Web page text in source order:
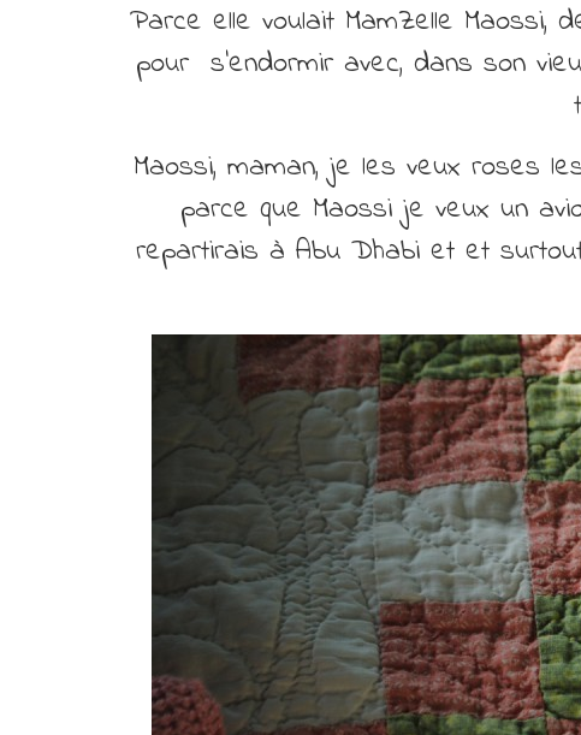
Parce elle voulait MamZelle Maossi,
pour s’endormir avec, dans son
Maossi, maman, je les veux roses
parce que Maossi je veux un
repartirais à Abu Dhabi et et